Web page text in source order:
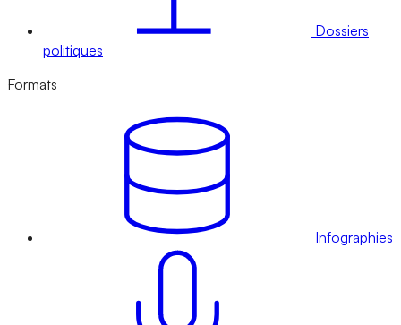
Dossiers
politiques
Formats
Infographies